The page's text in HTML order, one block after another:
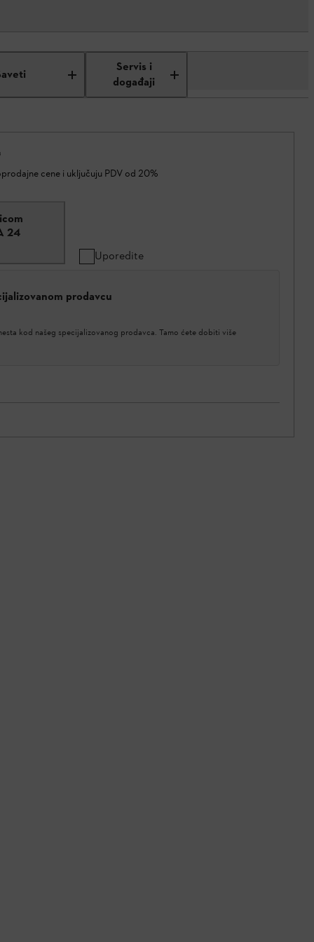
Servis i
događaji
cene i uključuju PDV od 20%
24
Uporedite
prodavcu
kod našeg specijalizovanog prodavca. Tamo ćete dobiti više